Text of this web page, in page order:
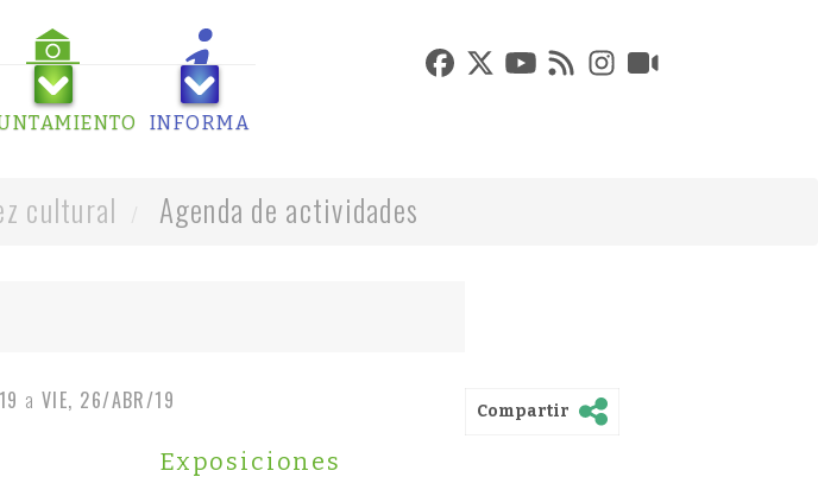
INFORMA
cultural Agenda de actividades
a VIE, 26/ABR/19 Compartir
Exposiciones